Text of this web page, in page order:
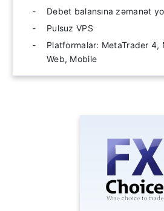
Debet balansına zəmanət
Pulsuz VPS
Platformalar: MetaTrader 4,
Web, Mobile